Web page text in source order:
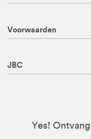
Voorwaarden
JBC
Yes!